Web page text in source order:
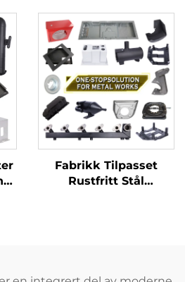
stålnøkkeladapter
med lav magnetisme
og offset håndtak
Fabrikk Tilpasset
Rustfritt Stål